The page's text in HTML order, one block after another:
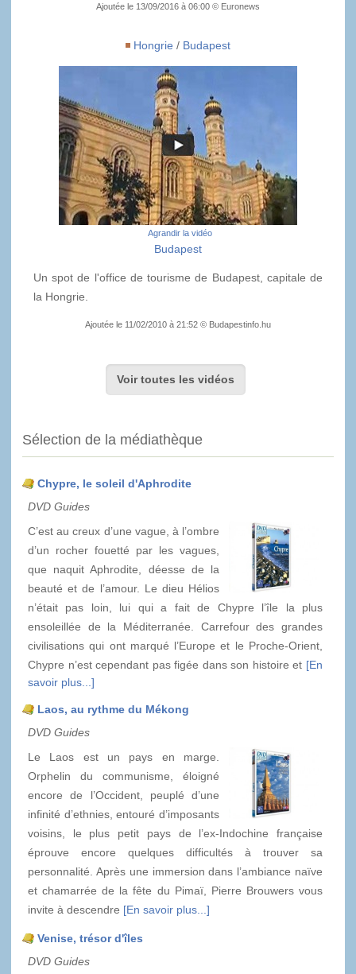
Ajoutée le 13/09/2016 à 06:00 © Euronews
Hongrie / Budapest
Agrandir la vidéo
Budapest
Un spot de l'office de tourisme de Budapest, capitale de
la Hongrie.
Ajoutée le 11/02/2010 à 21:52 © Budapestinfo.hu
Voir toutes les vidéos
Sélection de la médiathèque
Chypre, le soleil d'Aphrodite
DVD Guides
C’est au creux d’une vague, à l’ombre
d’un rocher fouetté par les vagues,
que naquit Aphrodite, déesse de la
beauté et de l’amour. Le dieu Hélios
n’était pas loin, lui qui a fait de Chypre l’île la plus
ensoleillée de la Méditerranée. Carrefour des grandes
civilisations qui ont marqué l’Europe et le Proche-Orient,
Chypre n’est cependant pas figée dans son histoire et [En
savoir plus...]
Laos, au rythme du Mékong
DVD Guides
Le Laos est un pays en marge.
Orphelin du communisme, éloigné
encore de l’Occident, peuplé d’une
infinité d’ethnies, entouré d’imposants
voisins, le plus petit pays de l’ex-Indochine française
éprouve encore quelques difficultés à trouver sa
personnalité. Après une immersion dans l’ambiance naïve
et chamarrée de la fête du Pimaï, Pierre Brouwers vous
invite à descendre [En savoir plus...]
Venise, trésor d'îles
DVD Guides